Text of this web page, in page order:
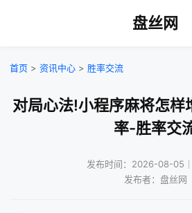
盘丝网
首页 > 资讯中心 > 胜率交流
对局心法!小程序麻将怎样
率-胜率交
发布时间：2026-08-05
发布者：盘丝网